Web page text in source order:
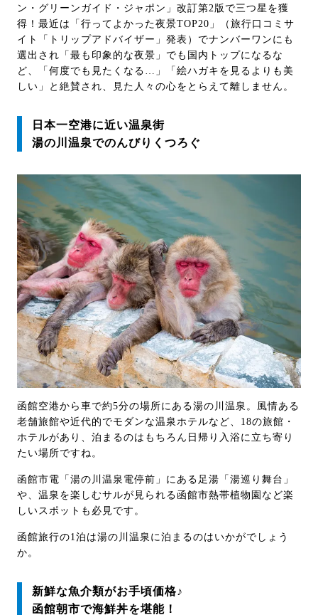
ン・グリーンガイド・ジャポン」改訂第2版で三つ星を獲
得！最近は「行ってよかった夜景TOP20」（旅行口コミサ
イト「トリップアドバイザー」発表）でナンバーワンにも
選出され「最も印象的な夜景」でも国内トップになるな
ど、「何度でも見たくなる…」「絵ハガキを見るよりも美
しい」と絶賛され、見た人々の心をとらえて離しません。
日本一空港に近い温泉街
湯の川温泉でのんびりくつろぐ
函館空港から車で約5分の場所にある湯の川温泉。風情ある
老舗旅館や近代的でモダンな温泉ホテルなど、18の旅館・
ホテルがあり、泊まるのはもちろん日帰り入浴に立ち寄り
たい場所ですね。
函館市電「湯の川温泉電停前」にある足湯「湯巡り舞台」
や、温泉を楽しむサルが見られる函館市熱帯植物園など楽
しいスポットも必見です。
函館旅行の1泊は湯の川温泉に泊まるのはいかがでしょう
か。
新鮮な魚介類がお手頃価格♪
函館朝市で海鮮丼を堪能！